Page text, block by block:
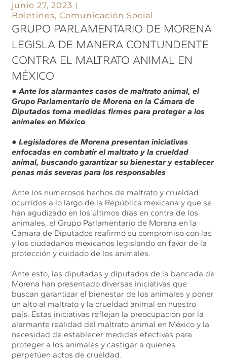
junio 27, 2023
Boletines,Comunicación Social
GRUPO PARLAMENTARIO DE MORENA
LEGISLA DE MANERA CONTUNDENTE
CONTRA EL MALTRATO ANIMAL EN
MÉXICO
●Ante los alarmantes casos de maltrato animal, el
Grupo Parlamentario de Morena en la Cámara de
Diputados toma medidas firmes para proteger a los
animales en México
●Legisladores de Morena presentan iniciativas
enfocadas en combatir el maltrato y la crueldad
animal, buscando garantizar su bienestar y establecer
penas más severas para los responsables
Ante los numerosos hechos de maltrato y crueldad
ocurridos a lo largo de la República mexicana y que se
han agudizado en los últimos días en contra de los
animales, el Grupo Parlamentario de Morena en la
Cámara de Diputados reafirmó su compromiso con las
y los ciudadanos mexicanos legislando en favor de la
protección y cuidado de los animales.
Ante esto, las diputadas y diputados de la bancada de
Morena han presentado diversas iniciativas que
buscan garantizar el bienestar de los animales y poner
un alto al maltrato y la crueldad animal en nuestro
país. Estas iniciativas reflejan la preocupación por la
alarmante realidad del maltrato animal en México y la
necesidad de establecer medidas efectivas para
proteger a los animales y castigar a quienes
perpetúen actos de crueldad.